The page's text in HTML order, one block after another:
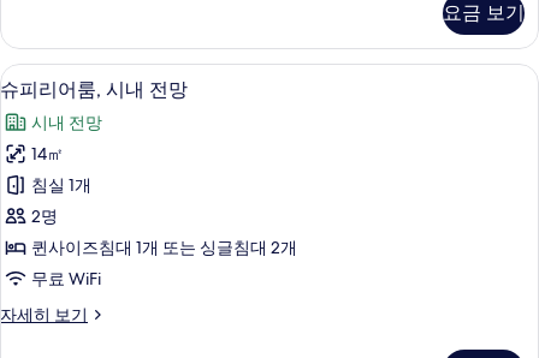
보
기
자
세
히
보
기
요금 보기
슈
피
리
어
룸,
시
내
망
슈피리어룸, 시내 전망 | 이탈리아 프
11
슈피리어룸, 시내 전망
시내 전망
14㎡
침실 1개
2명
퀸사이즈침대 1개 또는 싱글침대 2개
무료 WiFi
자세히 보기
슈